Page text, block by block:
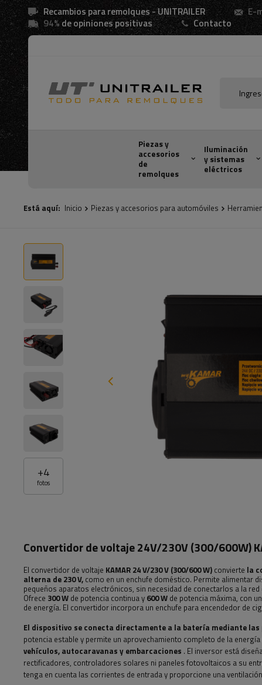
Recambios para remolques - UNITRAILER E-
94% de opiniones positivas Contacto
Piezas y
accesorios
de
remolques
Iluminación
y sistemas
eléctricos
Está aquí: Inicio Piezas y accesorios para automóviles
+4
fotos
Convertidor de voltaje 24V/230V (300/600W)
El convertidor de voltaje KAMAR 24 V/230 V (300/600 W) convierte la
alterna de 230 V, como en un enchufe doméstico. Permite alimentar
pequeños aparatos electrónicos, sin necesidad de conectarlos a la
Ofrece 300 W de potencia continua y 600 W de potencia máxima, con
de energía. El convertidor incorpora un enchufe para encendedor de
El dispositivo se conecta directamente a la batería mediante
potencia estable y permite un aprovechamiento completo de la energía
vehículos, autocaravanas y embarcaciones . El inversor está
rectificadores, controladores solares ni paneles fotovoltaicos a su
tenga en cuenta las corrientes de entrada y proporcione una